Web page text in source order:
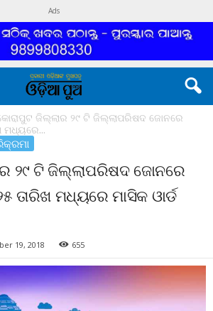
Ads
ଜିଲ୍ଲାର ୨୯ ଟି ଜିଲ୍ଲାପରିଷଦ ଜୋନରେ
ମଧ୍ୟରେ...
୨୯ ଟି ଜିଲ୍ଲାପରିଷଦ ଜୋନରେ
ତାରିଖ ମଧ୍ୟରେ ମାସିକ ଓାର୍ଡ
19, 2018 655